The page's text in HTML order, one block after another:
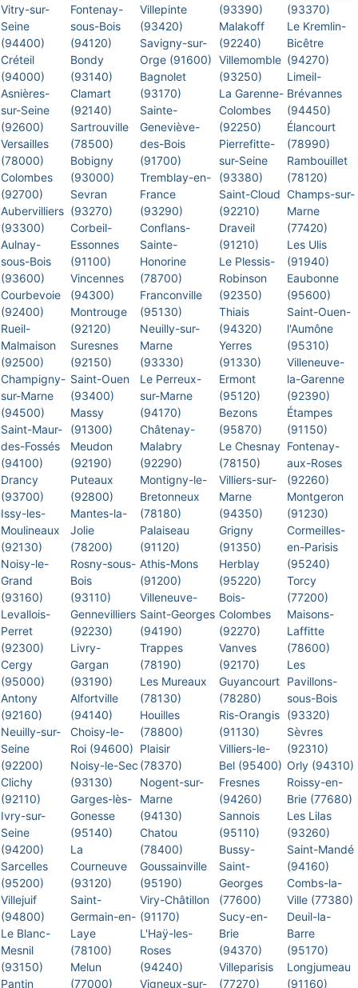
Vitry-sur-
Seine
(94400)
Créteil
(94000)
Asnières-
sur-Seine
(92600)
Versailles
(78000)
Colombes
(92700)
Aubervilliers
(93300)
Aulnay-
sous-Bois
(93600)
Courbevoie
(92400)
Rueil-
Malmaison
(92500)
Champigny-
sur-Marne
(94500)
Saint-Maur-
des-Fossés
(94100)
Drancy
(93700)
Issy-les-
Moulineaux
(92130)
Noisy-le-
Grand
(93160)
Levallois-
Perret
(92300)
Cergy
(95000)
Antony
(92160)
Neuilly-sur-
Seine
(92200)
Clichy
(92110)
Ivry-sur-
Seine
(94200)
Sarcelles
(95200)
Villejuif
(94800)
Le Blanc-
Mesnil
(93150)
Pantin
Fontenay-
sous-Bois
(94120)
Bondy
(93140)
Clamart
(92140)
Sartrouville
(78500)
Bobigny
(93000)
Sevran
(93270)
Corbeil-
Essonnes
(91100)
Vincennes
(94300)
Montrouge
(92120)
Suresnes
(92150)
Saint-Ouen
(93400)
Massy
(91300)
Meudon
(92190)
Puteaux
(92800)
Mantes-la-
Jolie
(78200)
Rosny-sous-
Bois
(93110)
Gennevilliers
(92230)
Livry-
Gargan
(93190)
Alfortville
(94140)
Choisy-le-
Roi (94600)
Noisy-le-Sec
(93130)
Garges-lès-
Gonesse
(95140)
La
Courneuve
(93120)
Saint-
Germain-en-
Laye
(78100)
Melun
(77000)
Villepinte
(93420)
Savigny-sur-
Orge (91600)
Bagnolet
(93170)
Sainte-
Geneviève-
des-Bois
(91700)
Tremblay-en-
France
(93290)
Conflans-
Sainte-
Honorine
(78700)
Franconville
(95130)
Neuilly-sur-
Marne
(93330)
Le Perreux-
sur-Marne
(94170)
Châtenay-
Malabry
(92290)
Montigny-le-
Bretonneux
(78180)
Palaiseau
(91120)
Athis-Mons
(91200)
Villeneuve-
Saint-Georges
(94190)
Trappes
(78190)
Les Mureaux
(78130)
Houilles
(78800)
Plaisir
(78370)
Nogent-sur-
Marne
(94130)
Chatou
(78400)
Goussainville
(95190)
Viry-Châtillon
(91170)
L'Haÿ-les-
Roses
(94240)
Vigneux-sur-
(93390)
Malakoff
(92240)
Villemomble
(93250)
La Garenne-
Colombes
(92250)
Pierrefitte-
sur-Seine
(93380)
Saint-Cloud
(92210)
Draveil
(91210)
Le Plessis-
Robinson
(92350)
Thiais
(94320)
Yerres
(91330)
Ermont
(95120)
Bezons
(95870)
Le Chesnay
(78150)
Villiers-sur-
Marne
(94350)
Grigny
(91350)
Herblay
(95220)
Bois-
Colombes
(92270)
Vanves
(92170)
Guyancourt
(78280)
Ris-Orangis
(91130)
Villiers-le-
Bel (95400)
Fresnes
(94260)
Sannois
(95110)
Bussy-
Saint-
Georges
(77600)
Sucy-en-
Brie
(94370)
Villeparisis
(77270)
(93370)
Le Kremlin-
Bicêtre
(94270)
Limeil-
Brévannes
(94450)
Élancourt
(78990)
Rambouillet
(78120)
Champs-sur-
Marne
(77420)
Les Ulis
(91940)
Eaubonne
(95600)
Saint-Ouen-
l'Aumône
(95310)
Villeneuve-
la-Garenne
(92390)
Étampes
(91150)
Fontenay-
aux-Roses
(92260)
Montgeron
(91230)
Cormeilles-
en-Parisis
(95240)
Torcy
(77200)
Maisons-
Laffitte
(78600)
Les
Pavillons-
sous-Bois
(93320)
Sèvres
(92310)
Orly (94310)
Roissy-en-
Brie (77680)
Les Lilas
(93260)
Saint-Mandé
(94160)
Combs-la-
Ville (77380)
Deuil-la-
Barre
(95170)
Longjumeau
(91160)